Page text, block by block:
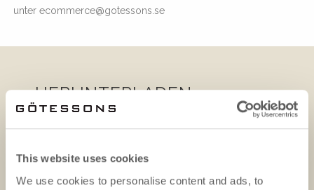
This website uses cookies
We use cookies to personalise content and ads, to
unter ecommerce@gotessons.se
HERUNTERLADEN